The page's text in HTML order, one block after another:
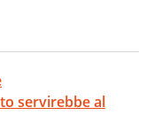
servirebbe al